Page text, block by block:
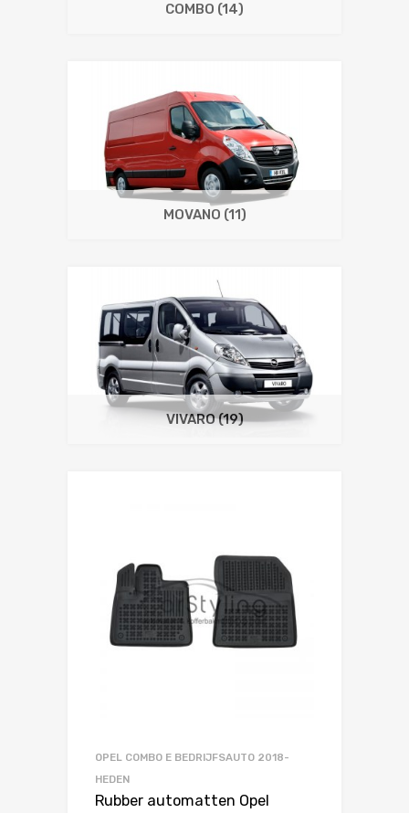
COMBO (14)
MOVANO (11)
VIVARO(19)
OPEL COMBO E BEDRIJFSAUTO 2018-
HEDEN
Rubber automatten Opel